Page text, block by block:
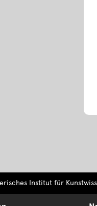
Institut für